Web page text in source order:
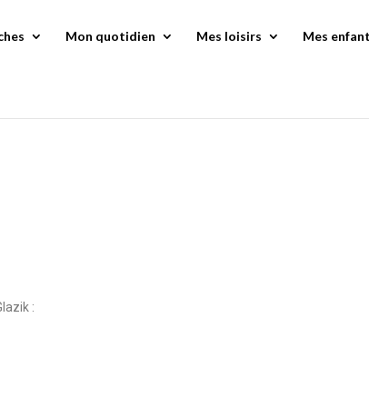
Mon quotidien Mes loisirs Mes
: